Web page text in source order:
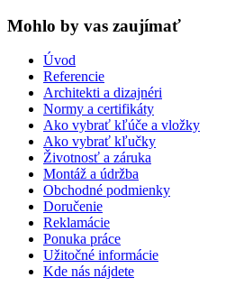
Mohlo by vas zaujímať
Úvod
Referencie
Architekti a dizajnéri
Normy a certifikáty
Ako vybrať kľúče a vložky
Ako vybrať kľučky
Životnosť a záruka
Montáž a údržba
Obchodné podmienky
Doručenie
Reklamácie
Ponuka práce
Užitočné informácie
Kde nás nájdete